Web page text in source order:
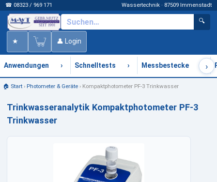
☎ 08323 / 969 171 Wassertechnik · 87509 Immenstadt
🔍
★ 👤 Login
Anwendungen › Schnelltests › Messbestecke ›
🏠 Start› Photometer & Geräte› Kompaktphotometer PF-3 Trinkwasser
Trinkwasseranalytik Kompaktphotometer PF-3
Trinkwasser